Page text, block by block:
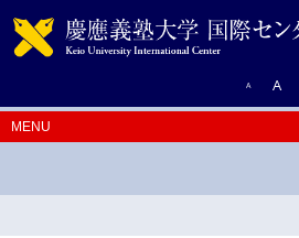
A A